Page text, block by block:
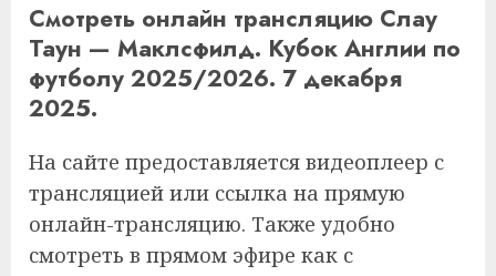
Смотреть онлайн трансляцию Слау
Таун — Маклсфилд. Кубок Англии по
футболу 2025/2026. 7 декабря
2025.
На сайте предоставляется видеоплеер с
трансляцией или ссылка на прямую
онлайн-трансляцию. Также удобно
смотреть в прямом эфире как с